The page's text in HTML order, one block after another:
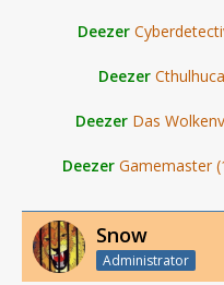
Deezer
Deezer
Deezer Das
Deezer Gamemaster
Snow
Administrator